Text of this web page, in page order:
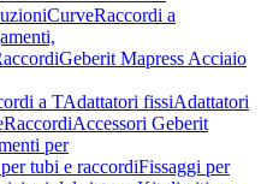
CurveRaccordi a
Geberit Mapress Acciaio
a TAdattatori fissiAdattatori
RaccordiAccessori Geberit
per
tubi e raccordiFissaggi per